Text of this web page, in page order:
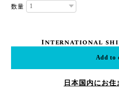
数量
International
Add to
日本国内にお